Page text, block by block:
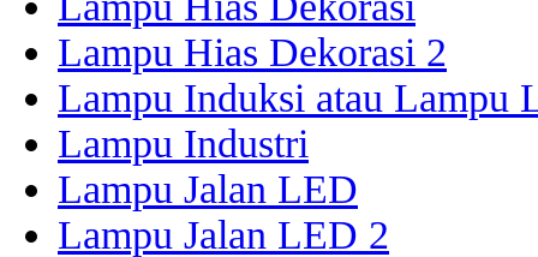
Lampu Hias Dekorasi 2
Lampu Induksi atau Lampu
Lampu Industri
Lampu Jalan LED
Lampu Jalan LED 2